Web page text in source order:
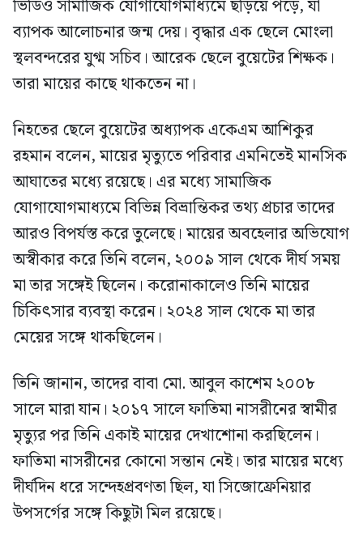
ভিডিও সামাজিক যোগাযোগমাধ্যমে ছড়িয়ে পড়ে, যা
ব্যাপক আলোচনার জন্ম দেয়। বৃদ্ধার এক ছেলে মোংলা
স্থলবন্দরের যুগ্ম সচিব। আরেক ছেলে বুয়েটের শিক্ষক।
তারা মায়ের কাছে থাকতেন না।
নিহতের ছেলে বুয়েটের অধ্যাপক একেএম আশিকুর
রহমান বলেন, মায়ের মৃত্যুতে পরিবার এমনিতেই মানসিক
আঘাতের মধ্যে রয়েছে। এর মধ্যে সামাজিক
যোগাযোগমাধ্যমে বিভিন্ন বিভ্রান্তিকর তথ্য প্রচার তাদের
আরও বিপর্যস্ত করে তুলেছে। মায়ের অবহেলার অভিযোগ
অস্বীকার করে তিনি বলেন, ২০০৯ সাল থেকে দীর্ঘ সময়
মা তার সঙ্গেই ছিলেন। করোনাকালেও তিনি মায়ের
চিকিৎসার ব্যবস্থা করেন। ২০২৪ সাল থেকে মা তার
মেয়ের সঙ্গে থাকছিলেন।
তিনি জানান, তাদের বাবা মো. আবুল কাশেম ২০০৮
সালে মারা যান। ২০১৭ সালে ফাতিমা নাসরীনের স্বামীর
মৃত্যুর পর তিনি একাই মায়ের দেখাশোনা করছিলেন।
ফাতিমা নাসরীনের কোনো সন্তান নেই। তার মায়ের মধ্যে
দীর্ঘদিন ধরে সন্দেহপ্রবণতা ছিল, যা সিজোফ্রেনিয়ার
উপসর্গের সঙ্গে কিছুটা মিল রয়েছে।